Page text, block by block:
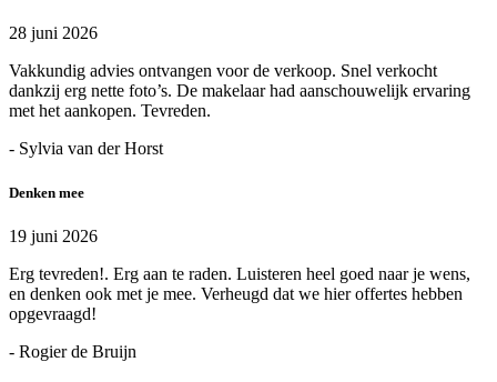
28 juni 2026
Vakkundig advies ontvangen voor de verkoop. Snel verkocht
dankzij erg nette foto’s. De makelaar had aanschouwelijk ervaring
met het aankopen. Tevreden.
- Sylvia van der Horst
Denken mee
19 juni 2026
Erg tevreden!. Erg aan te raden. Luisteren heel goed naar je wens,
en denken ook met je mee. Verheugd dat we hier offertes hebben
opgevraagd!
- Rogier de Bruijn